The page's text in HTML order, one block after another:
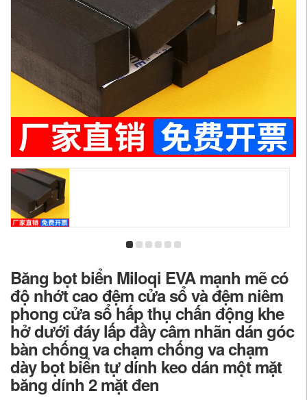
Băng bọt biển Miloqi EVA mạnh mẽ có
độ nhớt cao đệm cửa sổ và đệm niêm
phong cửa sổ hấp thụ chấn động khe
hở dưới đáy lấp đầy câm nhãn dán góc
bàn chống va chạm chống va chạm
dày bọt biển tự dính keo dán một mặt
băng dính 2 mặt đen